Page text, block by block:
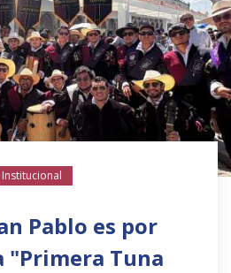
Institucional
Pablo es por
"Primera Tuna